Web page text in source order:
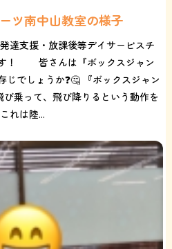
ツ南中山教室の様子
達支援・放課後等デイサービスチ
す！ 皆さんは『ボックスジャン
でしょうか❓🤔 『ボックスジャン
乗って、飛び降りるという動作を
れは陸...